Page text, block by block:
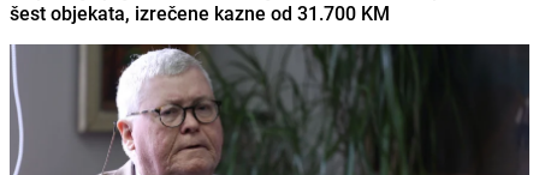
šest objekata, izrečene kazne od 31.700 KM